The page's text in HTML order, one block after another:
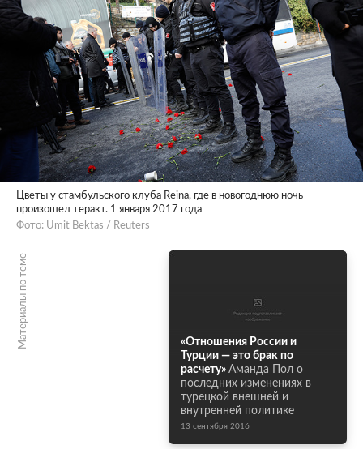
Цветы у стамбульского клуба Reina, где в новогоднюю ночь
произошел теракт. 1 января 2017 года
Фото: Umit Bektas / Reuters
Материалы по теме
«Отношения России и
Турции — это брак по
расчету» Аманда Пол о
последних изменениях в
турецкой внешней и
внутренней политике
13 сентября 2016